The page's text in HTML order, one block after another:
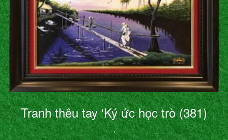
Tranh thêu tay ‘Ký ức học trò (381)
’